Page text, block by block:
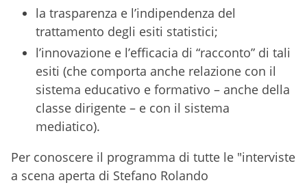
la trasparenza e l’indipendenza del
trattamento degli esiti statistici;
l’innovazione e l’efficacia di “racconto” di tali
esiti (che comporta anche relazione con il
sistema educativo e formativo – anche della
classe dirigente – e con il sistema
mediatico).
Per conoscere il programma di tutte le "interviste
a scena aperta di Stefano Rolando